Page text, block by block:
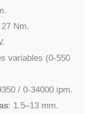
Nm.
variables (0-550
/ 0-34000 ipm.
: 1.5–13 mm.